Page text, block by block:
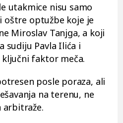
utakmice nisu samo
optužbe koje je
Miroslav Tanjga, a koji
sudiju Pavla Ilića i
ključni faktor meča.
posle poraza, ali
na terenu, ne
arbitraže.